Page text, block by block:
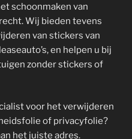
schoonmaken van
Wij bieden tevens
van stickers van
en helpen u bij
zonder stickers of
voor het verwijderen
of privacyfolie?
het juiste adres.